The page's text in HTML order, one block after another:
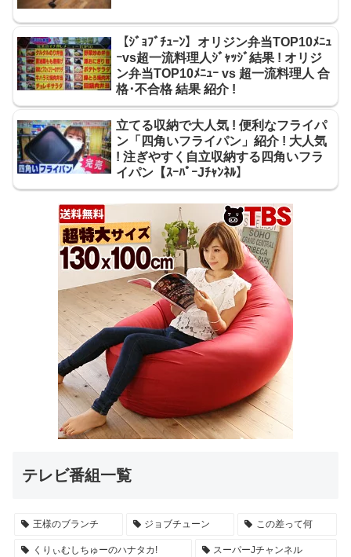
【ｼﾞｮﾌﾞﾁｭｰﾝ】オリジン弁当TOP10ﾒﾆｭ
ｰvs超一流料理人ｼﾞｬｯｼﾞ結果 ! オリジ
ン弁当TOP10ﾒﾆｭｰ vs 超一流料理人 合
格･不合格 結果 紹介 !
立てる収納で大人気 ! 便利なフライパ
ン「四角いフライパン」紹介 ! 大人気
! 注ぎやすく自立収納する四角いフラ
イパン【ｽｰﾊﾟｰJﾁｬﾝﾈﾙ】
テレビ番組一覧
王様のブランチ ジョブチューン この差って何
くりぃむしちゅーのハナタカ! スーパーJチャンネル